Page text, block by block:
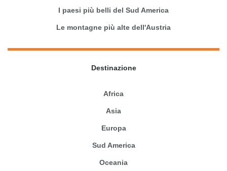
I paesi più belli del Sud America
Le montagne più alte dell'Austria
Destinazione
Africa
Asia
Europa
Sud America
Oceania